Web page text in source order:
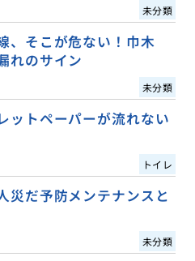
未分類
、そこが危ない！巾木
れのサイン
未分類
ットペーパーが流れない
トイレ
災だ予防メンテナンスと
未分類